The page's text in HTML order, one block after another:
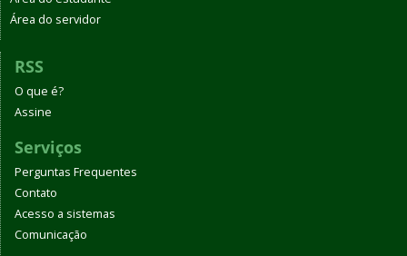
Área do servidor
RSS
O que é?
Assine
Serviços
Perguntas Frequentes
Contato
Acesso a sistemas
Comunicação